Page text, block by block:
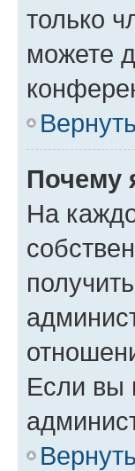
только
можете
Почему
На
Если вы